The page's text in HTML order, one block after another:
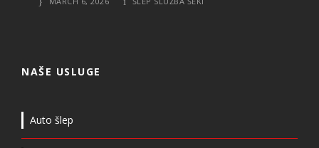
NAŠE USLUGE
Auto šlep